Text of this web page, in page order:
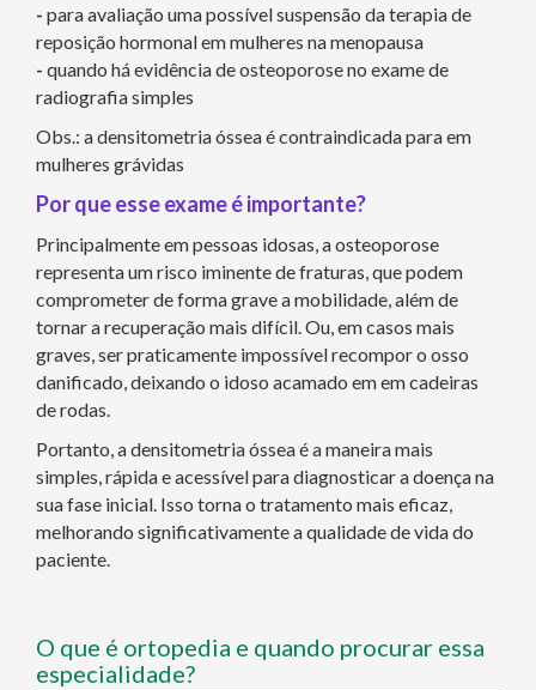
- para avaliação uma possível suspensão da terapia de
reposição hormonal em mulheres na menopausa
- quando há evidência de osteoporose no exame de
radiografia simples
Obs.: a densitometria óssea é contraindicada para em
mulheres grávidas
Por que esse exame é importante?
Principalmente em pessoas idosas, a osteoporose
representa um risco iminente de fraturas, que podem
comprometer de forma grave a mobilidade, além de
tornar a recuperação mais difícil. Ou, em casos mais
graves, ser praticamente impossível recompor o osso
danificado, deixando o idoso acamado em em cadeiras
de rodas.
Portanto, a densitometria óssea é a maneira mais
simples, rápida e acessível para diagnosticar a doença na
sua fase inicial. Isso torna o tratamento mais eficaz,
melhorando significativamente a qualidade de vida do
paciente.
O que é ortopedia e quando procurar essa
especialidade?